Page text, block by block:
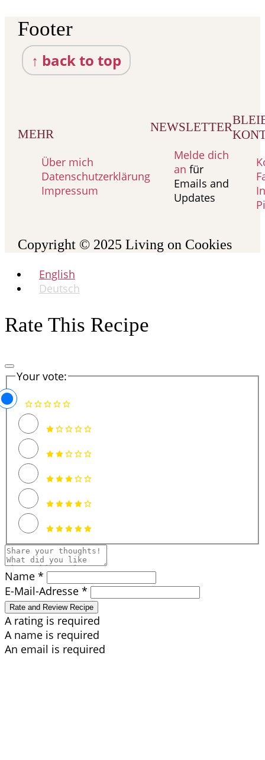
Footer
↑ back to top
MEHR
Über mich
Datenschutzerklärung
Impressum
NEWSLETTER
Melde dich
an für
Emails and
Updates
Copyright © 2025 Living on Cookies
English
Deutsch
Rate This Recipe
Your vote:
Name *
E-Mail-Adresse *
Rate and Review Recipe
A rating is required
A name is required
An email is required